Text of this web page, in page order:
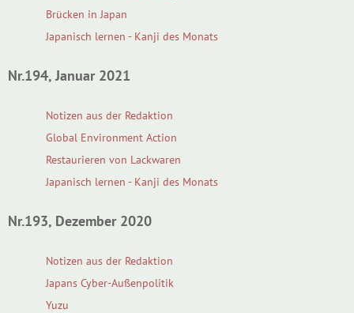
Brücken in Japan
Japanisch lernen - Kanji des Monats
Nr.194, Januar 2021
Notizen aus der Redaktion
Global Environment Action
Restaurieren von Lackwaren
Japanisch lernen - Kanji des Monats
Nr.193, Dezember 2020
Notizen aus der Redaktion
Japans Cyber-Außenpolitik
Yuzu